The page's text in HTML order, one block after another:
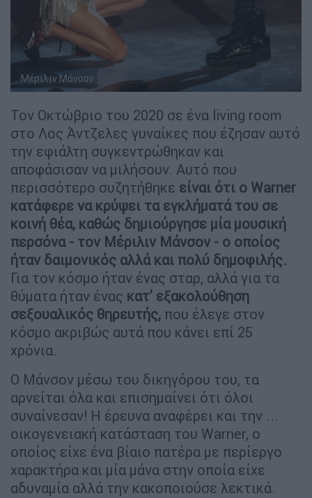
Μέριλιν Μάνσον
Τον Οκτώβριο του 2020 σε ένα living room
στο Λος Άντζελες γυναίκες που έζησαν αυτό
την εφιάλτη συγκεντρώθηκαν και
αποφάσισαν να μιλήσουν. Αυτό που
περισσότερο συζητήθηκε είναι ότι ο Warner
κατάφερε να κρύψει τα εγκλήματά του σε
κοινή θέα, καθώς δημιούργησε μία μουσική
περσόνα - τον Μέριλιν Μάνσον - ο οποίος
ήταν δαιμονικός αλλά και πολύ δημοφιλής.
Για τον κόσμο ήταν ένας σταρ, αλλά για τα
θύματα ήταν ένας κατ' εξακολούθηση
σεξουαλικός θηρευτής, που έλεγε στον
κόσμο ακριβώς αυτά που κάνει επί 25
χρόνια.
Ο Μάνσον μέσω του δικηγόρου του, τα
αρνείται όλα και επισημαίνει ότι όλοι
συναίνεσαν! Η έρευνα αναφέρει και την ...
οικογενειακή κατάσταση του Warner, ο
οποίος είχε ένα βίαιο πατέρα με περίεργο
χαρακτήρα και μία μάνα στην οποία είχε
αδυναμία αλλά την κακοποιούσε λεκτικά.